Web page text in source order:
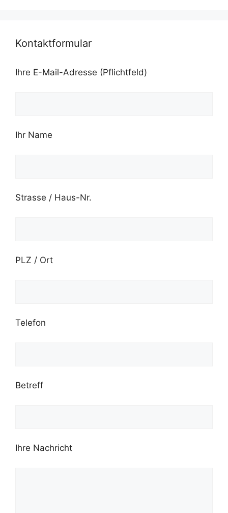
Kontaktformular
Ihre E-Mail-Adresse (Pflichtfeld)
Ihr Name
Strasse / Haus-Nr.
PLZ / Ort
Telefon
Betreff
Ihre Nachricht